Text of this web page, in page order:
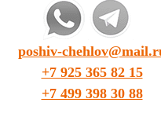
poshiv-
+7 925 365 82 15
+7 499 398 30 88